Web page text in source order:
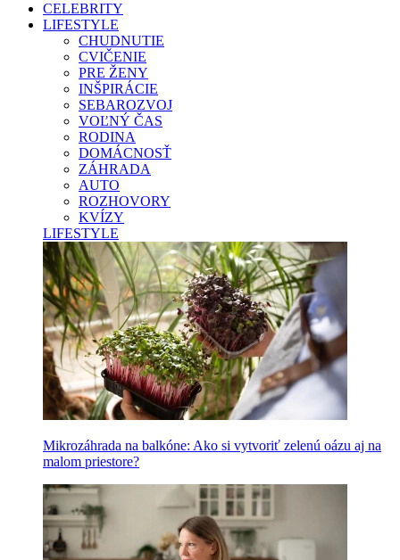
CELEBRITY
LIFESTYLE
CHUDNUTIE
CVIČENIE
PRE ŽENY
INŠPIRÁCIE
SEBAROZVOJ
VOĽNÝ ČAS
RODINA
DOMÁCNOSŤ
ZÁHRADA
AUTO
ROZHOVORY
KVÍZY
LIFESTYLE
Mikrozáhrada na balkóne: Ako si vytvoriť zelenú oázu aj na
malom priestore?